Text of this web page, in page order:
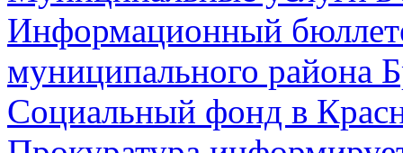
Информационный
муниципального района
Социальный фонд в